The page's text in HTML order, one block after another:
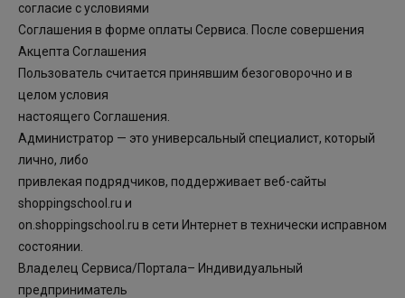
согласие с условиями
Соглашения в форме оплаты Сервиса. После совершения
Акцепта Соглашения
Пользователь считается принявшим безоговорочно и в
целом условия
настоящего Соглашения.
Администратор — это универсальный специалист, который
лично, либо
привлекая подрядчиков, поддерживает веб-сайты
shoppingschool.ru и
on.shoppingschool.ru в сети Интернет в технически исправном
состоянии.
Владелец Сервиса/Портала– Индивидуальный
предприниматель